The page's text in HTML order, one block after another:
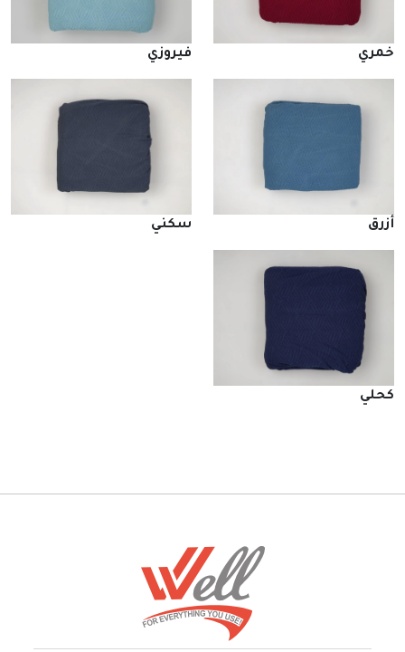
خمري فيروزي
أزرق سكني
كحلي